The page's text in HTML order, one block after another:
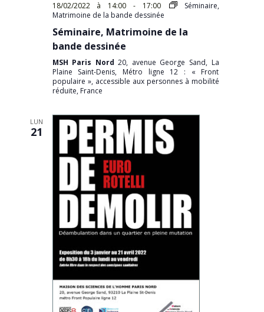
18/02/2022 à 14:00 - 17:00
Séminaire,
Matrimoine de la bande dessinée
Séminaire, Matrimoine de la
bande dessinée
MSH Paris Nord20, avenue George Sand, La
Plaine Saint-Denis, Métro ligne 12 : « Front
populaire », accessible aux personnes à mobilité
réduite, France
LUN
21